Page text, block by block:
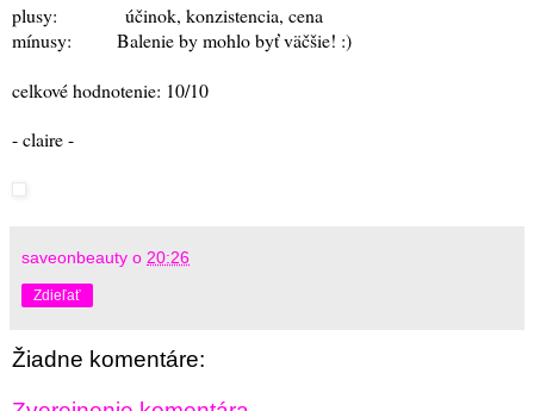
plusy: účinok, konzistencia, cena
mínusy: Balenie by mohlo byť väčšie! :)
celkové hodnotenie: 10/10
- claire -
saveonbeauty o 20:26
Zdieľať
Žiadne komentáre: